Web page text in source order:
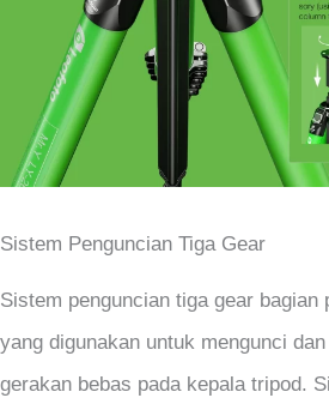
Sistem Penguncian Tiga Gear
Sistem penguncian tiga gear bagian
yang digunakan untuk mengunci
gerakan bebas pada kepala tripod.